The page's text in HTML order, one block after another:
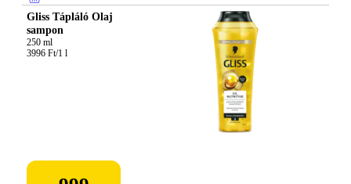
Gliss Tápláló Olaj
sampon
250 ml
3996 Ft/1 l